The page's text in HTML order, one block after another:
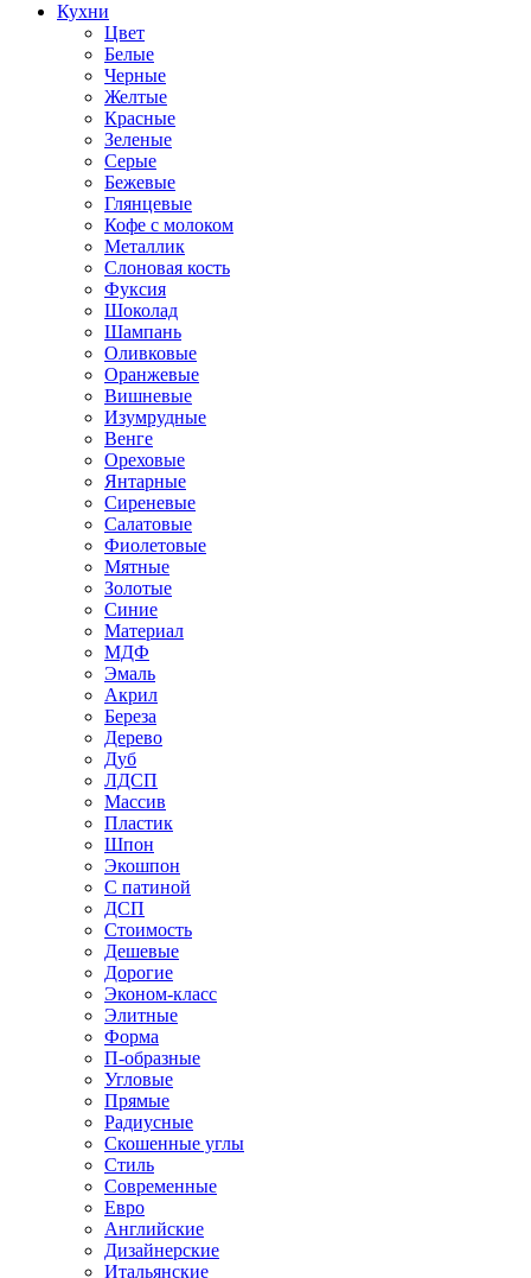
Кухни
Цвет
Белые
Черные
Желтые
Красные
Зеленые
Серые
Бежевые
Глянцевые
Кофе с молоком
Металлик
Слоновая кость
Фуксия
Шоколад
Шампань
Оливковые
Оранжевые
Вишневые
Изумрудные
Венге
Ореховые
Янтарные
Сиреневые
Салатовые
Фиолетовые
Мятные
Золотые
Синие
Материал
МДФ
Эмаль
Акрил
Береза
Дерево
Дуб
ЛДСП
Массив
Пластик
Шпон
Экошпон
С патиной
ДСП
Стоимость
Дешевые
Дорогие
Эконом-класс
Элитные
Форма
П-образные
Угловые
Прямые
Радиусные
Скошенные углы
Стиль
Современные
Евро
Английские
Дизайнерские
Итальянские